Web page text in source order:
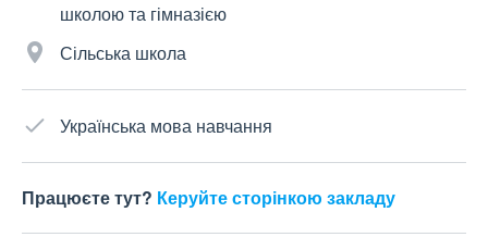
школою та гімназією
Сільська школа
Українська мова навчання
Працюєте тут? Керуйте сторінкою закладу